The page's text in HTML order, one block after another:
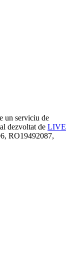
un serviciu de
dezvoltat de LIVE
RO19492087,